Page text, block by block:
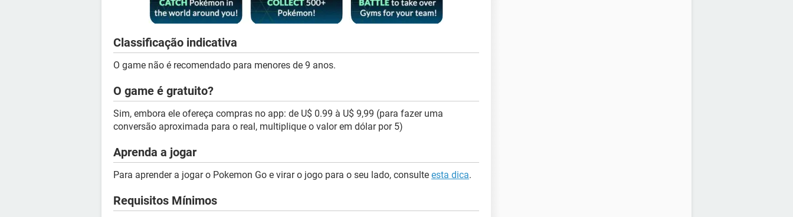
Classificação indicativa
O game não é recomendado para menores de 9 anos.
O game é gratuito?
Sim, embora ele ofereça compras no app: de U$ 0.99 à U$ 9,99 (para fazer uma
conversão aproximada para o real, multiplique o valor em dólar por 5)
Aprenda a jogar
Para aprender a jogar o Pokemon Go e virar o jogo para o seu lado, consulte esta dica.
Requisitos Mínimos